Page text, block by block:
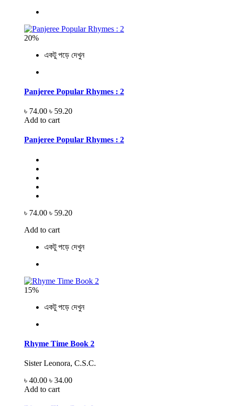
20%
একটু পড়ে দেখুন
Panjeree Popular Rhymes : 2
৳ 74.00 ৳ 59.20
Add to cart
Panjeree Popular Rhymes : 2
৳ 74.00 ৳ 59.20
Add to cart
একটু পড়ে দেখুন
15%
একটু পড়ে দেখুন
Rhyme Time Book 2
Sister Leonora, C.S.C.
৳ 40.00 ৳ 34.00
Add to cart